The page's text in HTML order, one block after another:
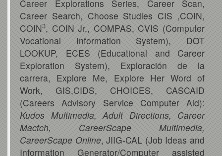
Career Explorations Series, Career Scan,
Career Search, Choose Studies CIS ,COIN,
COIN3, COIN Jr., COMPAS, CVIS (Computer
Vocational Information System), DOT
LOOKUP, ECES (Educational and Career
Exploration System), Exploración de la
carrera, Explore Me, Explore Her Word of
Work, GIS,CIDS, CHOICES, CASCAID
(Careers Advisory Service Computer Aid):
Kudos Multimedia, Adult Directions, Career
Mactch, CareerScape Multimedia,
CareerScape Online, JIIG-CAL (Job Ideas and
Information Generator/Computer assisted